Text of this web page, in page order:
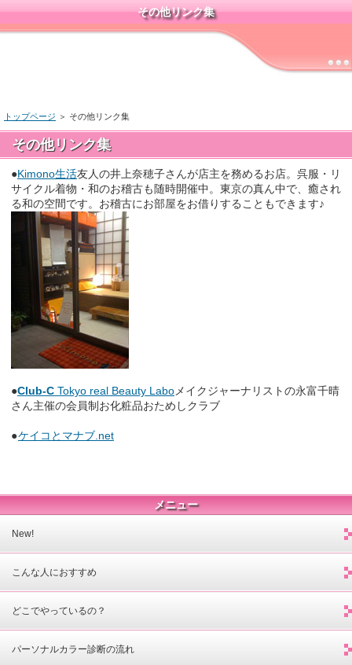
その他リンク集
トップページ ＞ その他リンク集
その他リンク集
●Kimono生活友人の井上奈穂子さんが店主を務めるお店。呉服・リ
サイクル着物・和のお稽古も随時開催中。東京の真ん中で、癒され
る和の空間です。お稽古にお部屋をお借りすることもできます♪
●Club-C Tokyo real Beauty Labo メイクジャーナリストの永富千晴
さん主催の会員制お化粧品おためしクラブ
●ケイコとマナブ.net
メニュー
New!
こんな人におすすめ
どこでやっているの？
パーソナルカラー診断の流れ